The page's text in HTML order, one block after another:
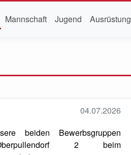
Mannschaft Jugend Ausrüstung
04.07.2026
beiden Bewerbsgruppen
2 beim